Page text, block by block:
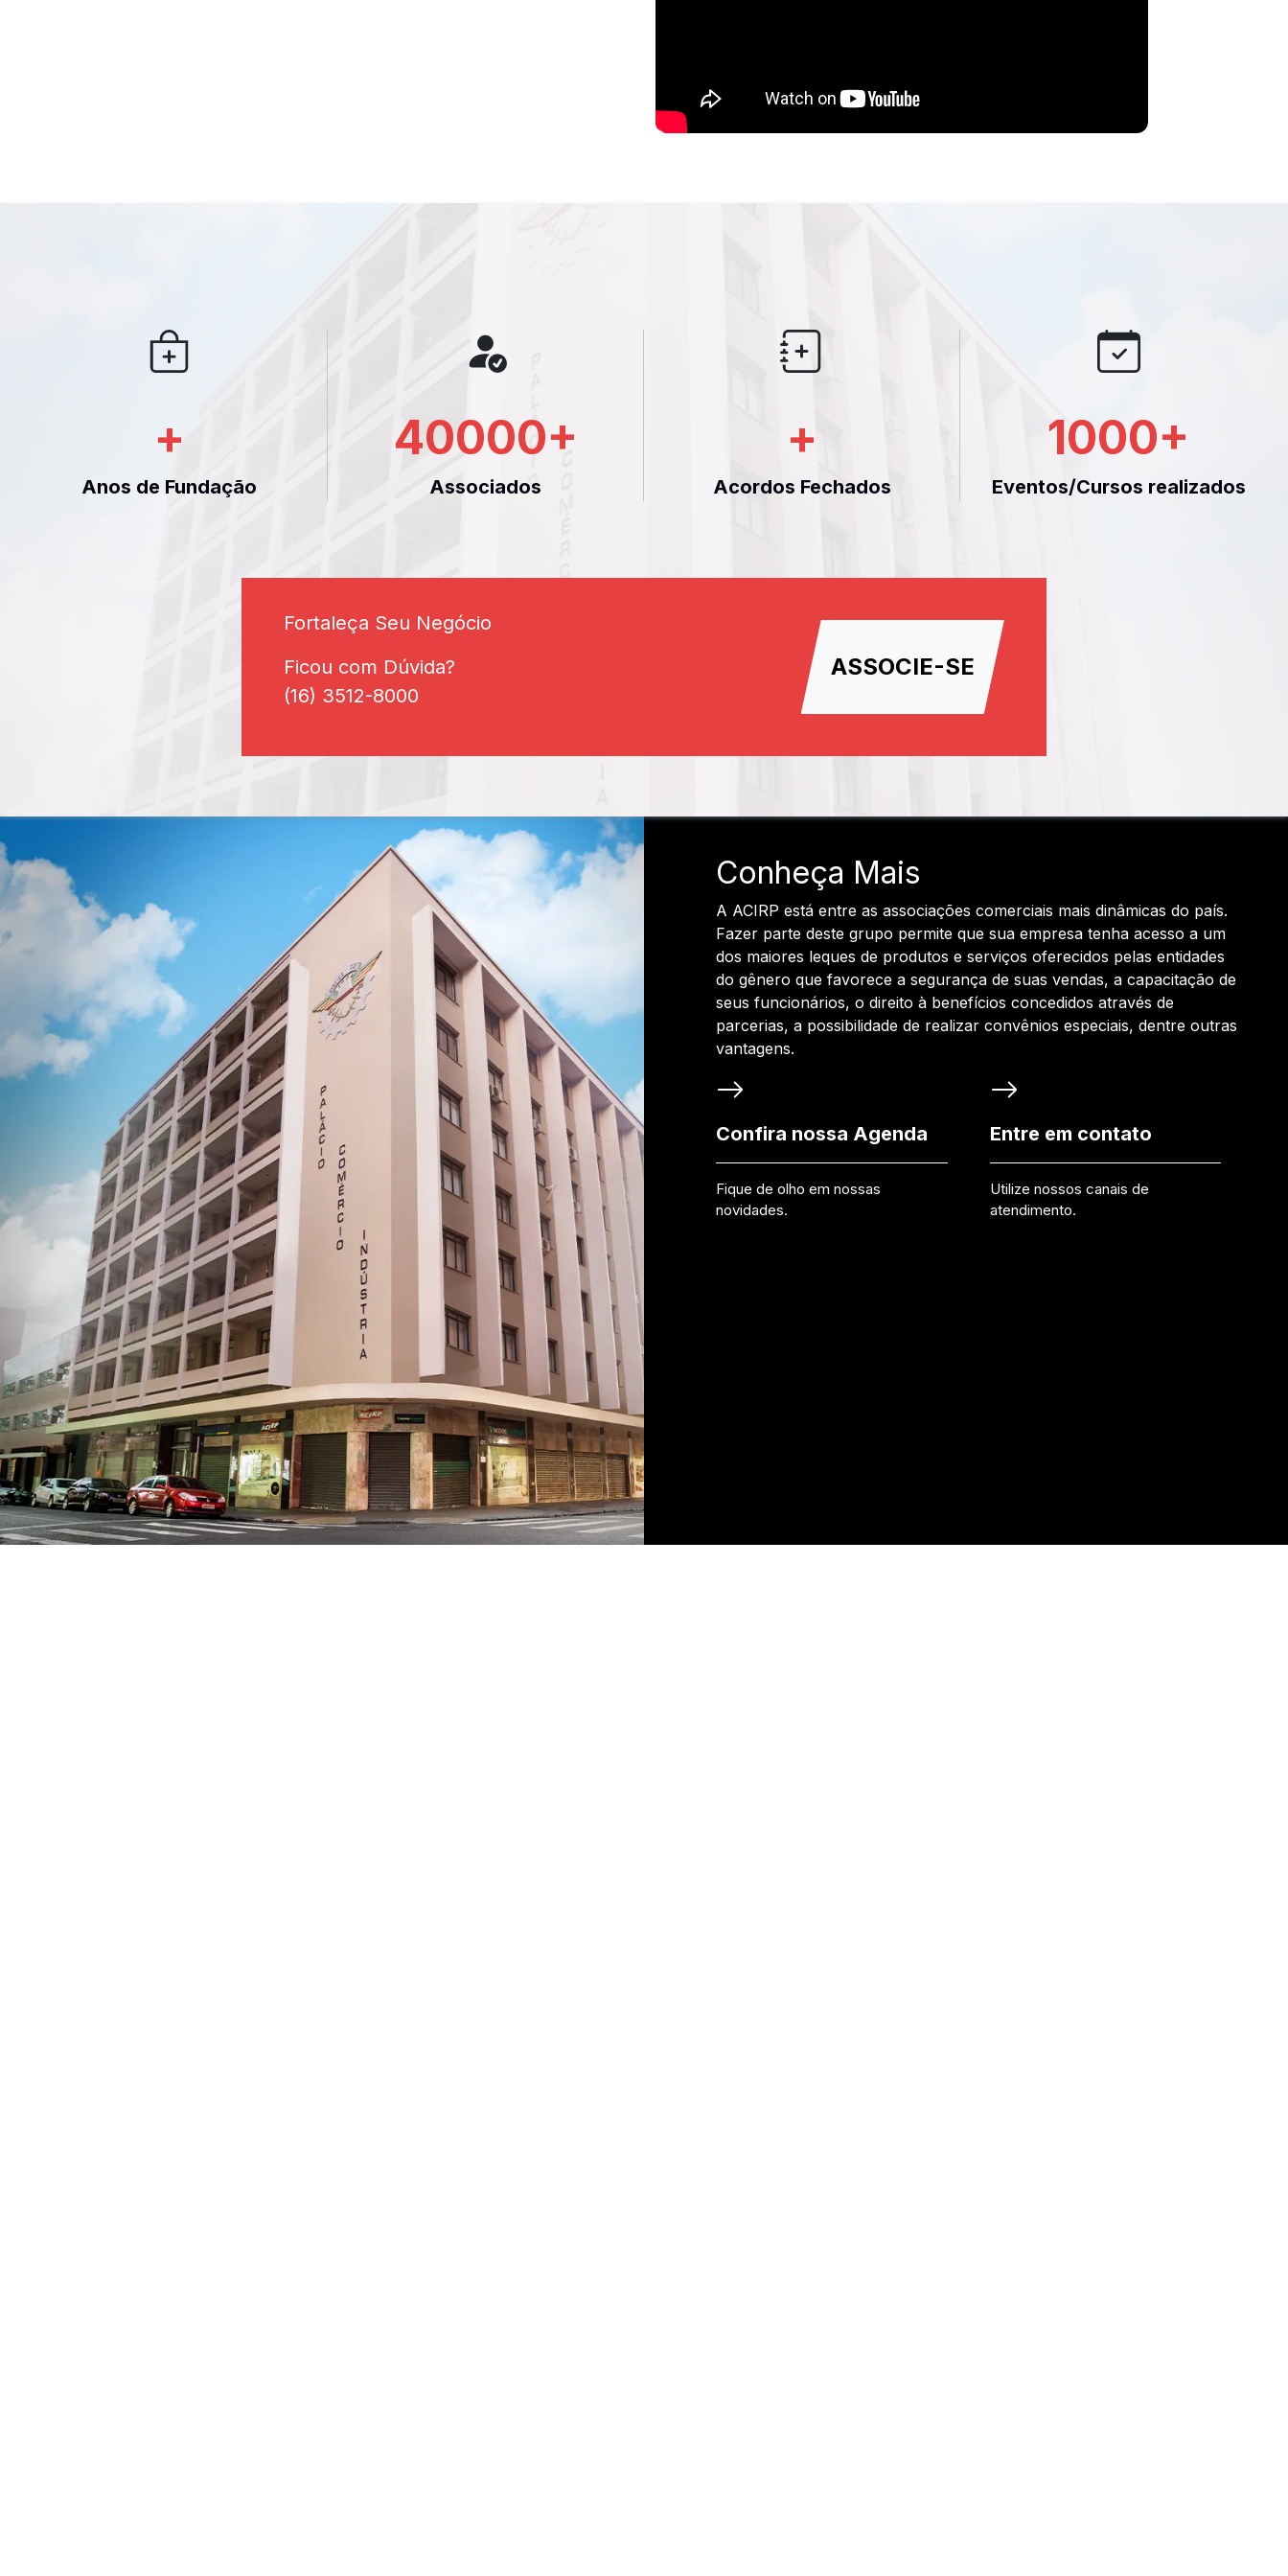
+
Anos de Fundação
40000+
Associados
+
Acordos Fechados
1000+
Eventos/Cursos realizados
Fortaleça Seu Negócio
Ficou com Dúvida?
(16) 3512-8000
ASSOCIE-SE
Conheça Mais
A ACIRP está entre as associações comerciais mais dinâmicas do país.
Fazer parte deste grupo permite que sua empresa tenha acesso a um
dos maiores leques de produtos e serviços oferecidos pelas entidades
do gênero que favorece a segurança de suas vendas, a capacitação de
seus funcionários, o direito à benefícios concedidos através de
parcerias, a possibilidade de realizar convênios especiais, dentre outras
vantagens.
Confira nossa Agenda
Fique de olho em nossas
novidades.
Entre em contato
Utilize nossos canais de
atendimento.